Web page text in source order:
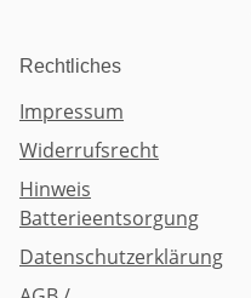
Rechtliches
Impressum
Widerrufsrecht
Hinweis
Batterieentsorgung
Datenschutzerklärung